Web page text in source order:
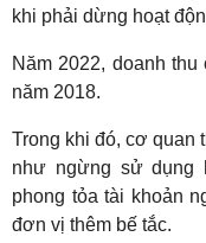
khi phải dừng hoạt
Năm 2022, doanh
năm 2018.
Trong khi đó, cơ quan
như ngừng sử dụng
phong tỏa tài khoản
đơn vị thêm bế tắc.